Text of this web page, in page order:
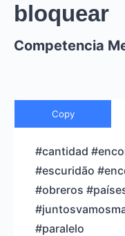
bloquear
Competencia
Copy
#cantidad
#escuridão
#obreros
#paralelo